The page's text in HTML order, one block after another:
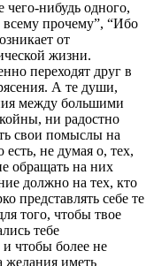
нибудь одного,
прочему”, “Ибо
от
жизни.
переходят друг в
А те души,
между большими
ни радостно
свои помыслы на
есть, не думая о, тех,
обращать на них
должно на тех, кто
представлять себе те
того, чтобы твое
тебе
чтобы более не
желания иметь